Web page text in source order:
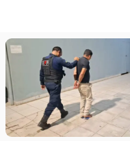
Rondônia
Médicos são
suspeita de
cumprir carga